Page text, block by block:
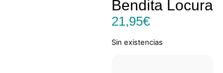
Bendita Locura
21,95€
Sin existencias